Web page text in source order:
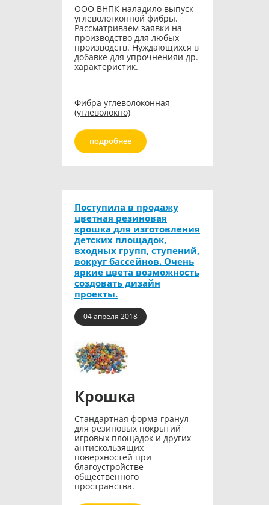
ООО ВНПК наладило выпуск
углевологконной фибры.
Рассматриваем заявки на
производство для любых
производств. Нуждающихся в
добавке для упрочненияи др.
характеристик.
Фибра углеволоконная
(углеволокно)
подробнее
Поступила в продажу
цветная резиновая
крошка для изготовления
детских площадок,
входных групп, ступений,
вокруг бассейнов. Очень
яркие цвета возможность
создовать дизайн
проекты.
04 апреля 2018
Крошка
Стандартная форма гранул
для резиновых покрытий
игровых площадок и других
антискользящих
поверхностей при
благоустройстве
общественного
пространства.